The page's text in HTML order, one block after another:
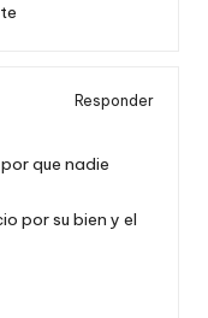
Responder
que nadie
por su bien y el